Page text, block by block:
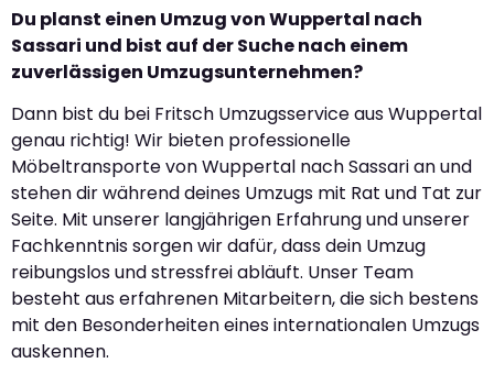
Du planst einen Umzug von Wuppertal nach
Sassari und bist auf der Suche nach einem
zuverlässigen Umzugsunternehmen?
Dann bist du bei Fritsch Umzugsservice aus Wuppertal
genau richtig! Wir bieten professionelle
Möbeltransporte von Wuppertal nach Sassari an und
stehen dir während deines Umzugs mit Rat und Tat zur
Seite. Mit unserer langjährigen Erfahrung und unserer
Fachkenntnis sorgen wir dafür, dass dein Umzug
reibungslos und stressfrei abläuft. Unser Team
besteht aus erfahrenen Mitarbeitern, die sich bestens
mit den Besonderheiten eines internationalen Umzugs
auskennen.